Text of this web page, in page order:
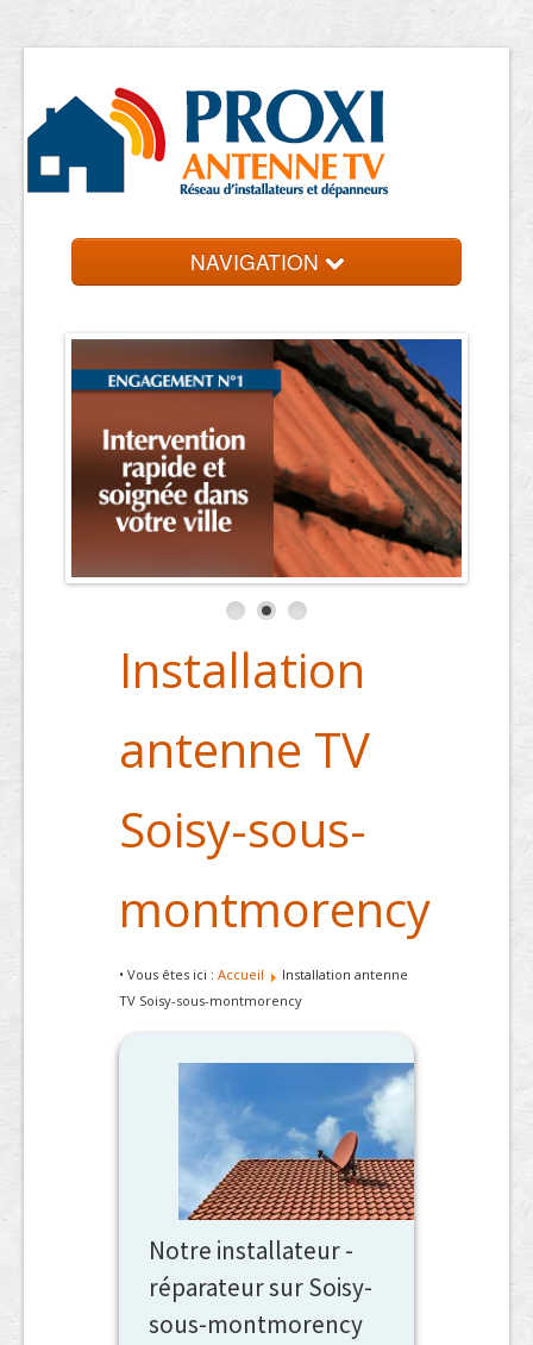
NAVIGATION
Entreprise près de chez vous
Installation
antenne TV
Soisy-sous-
montmorency
• Vous êtes ici : Accueil
Installation antenne
TV Soisy-sous-montmorency
Notre installateur -
réparateur sur Soisy-
sous-montmorency